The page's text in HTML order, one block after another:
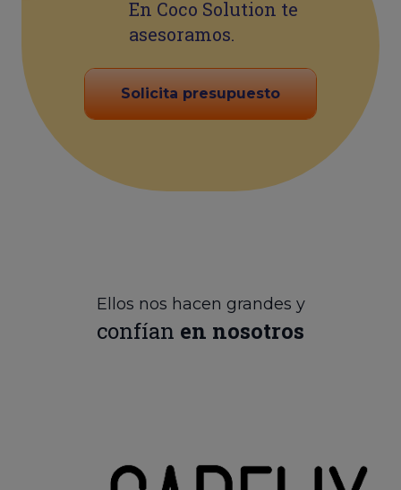
En Coco Solution te
asesoramos.
Solicita presupuesto
Ellos nos hacen grandes y
confían en nosotros